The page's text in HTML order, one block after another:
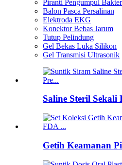
Piranti Pengumpul
Balon Pasca Persalinan
Elektroda EKG
Konektor Bebas Jarum
Tutup Pelindung
Gel Bekas Luka Silikon
Gel Transmisi Ultrasonik
Saline Steril Sekali
Getih Keamanan